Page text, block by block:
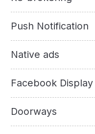
Push Notification
Native ads
Facebook Display
Doorways